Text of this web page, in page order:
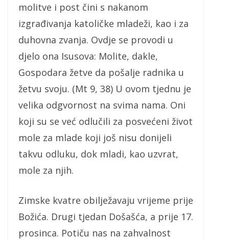
molitve i post čini s nakanom
izgrađivanja katoličke mladeži, kao i za
duhovna zvanja. Ovdje se provodi u
djelo ona Isusova: Molite, dakle,
Gospodara žetve da pošalje radnika u
žetvu svoju. (Mt 9, 38) U ovom tjednu je
velika odgvornost na svima nama. Oni
koji su se već odlučili za posvećeni život
mole za mlade koji još nisu donijeli
takvu odluku, dok mladi, kao uzvrat,
mole za njih.
Zimske kvatre obilježavaju vrijeme prije
Božića. Drugi tjedan Došašća, a prije 17.
prosinca. Potiču nas na zahvalnost